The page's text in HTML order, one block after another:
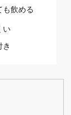
も飲める
い